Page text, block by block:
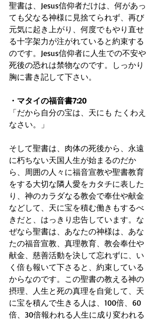
聖書は、Jesus信仰者だけは、何があっ
ても父なる神様に見捨てられず、再び
元気に起き上がり、何度でもやり直せ
る十字架力が注がれていると約束する
のです。Jesus信仰者に人生での不安や
死後の恐れは禁物なのです。しっかり
胸に書き記して下さい。
・マタイの福音書7:20
「だから自分の宝は、天にも たくわえ
なさい。」
そして聖書は、肉体の死後から、永遠
に朽ちない天国人生が始まるのだか
ら、周囲の人々に福音宣教や聖書教育
をする大切な隣人愛をカタチに表した
り、神のカラダなる教会で奉仕や献金
などして、天に宝を積む働きもするべ
きだと、はっきり忠告しています。な
ぜなら聖書は、あなたの神様は、あな
たの福音宣教、真理教育、教会奉仕や
献金、慈善活動を決して忘れずに、い
く倍も報いて下さると、約束している
からなのです。この聖書の教える神の
摂理、人生と死の真理を自覚して、天
に宝を積んで生きる人は、100倍、60
倍、30倍報われる人生に成り変われる